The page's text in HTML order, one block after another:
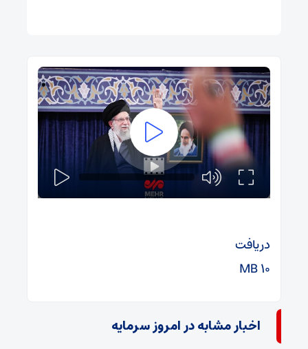
دریافت
۱۰ MB
اخبار مشابه در امروز سرمایه